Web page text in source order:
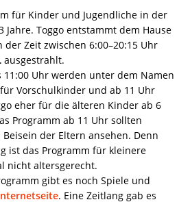
für Kinder und Jugendliche in der
Jahre. Toggo entstammt dem Hause
Zeit zwischen 6:00–20:15 Uhr
ausgestrahlt.
11:00 Uhr werden unter dem Namen
Vorschulkinder und ab 11 Uhr
eher für die älteren Kinder ab 6
Programm ab 11 Uhr sollten
der Eltern ansehen. Denn
ist das Programm für kleinere
nicht altersgerecht.
gibt es noch Spiele und
. Eine Zeitlang gab es